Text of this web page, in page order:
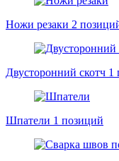
Ножи резаки 2
Двусторонний скотч 1
Шпатели 1 позиций